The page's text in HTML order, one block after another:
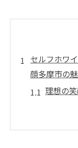
セルフホワ
顔多摩市の
理想の
多摩市